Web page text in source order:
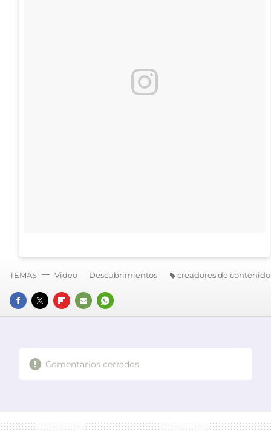
FACEBOOK
TWITTERFLIPBOARD
E-
WHATSAPP
TEMAS Video Descubrimientos creadores de contenido
Comentarios cerrados